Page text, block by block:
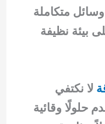
متكاملة
بيئة نظيفة
لا نكتفي
حلولًا وقائية